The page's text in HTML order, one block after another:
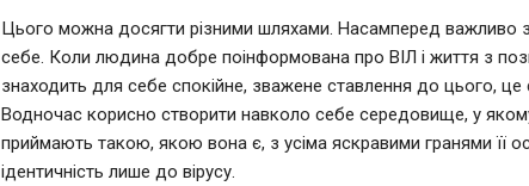
Цього можна досягти різними шляхами. Насамперед важливо
себе. Коли людина добре поінформована про ВІЛ і життя з
знаходить для себе спокійне, зважене ставлення до цього,
Водночас корисно створити навколо себе середовище, у
приймають такою, якою вона є, з усіма яскравими гранями її
ідентичність лише до вірусу.